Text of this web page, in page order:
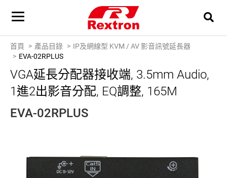
首頁 產品目錄
IP及網線型 KVM / AV 影音訊號延長器
EVA-02RPLUS
VGA延長分配器接收端, 3.5mm Audio,
1進2出影音分配, EQ調整, 165M
EVA-02RPLUS